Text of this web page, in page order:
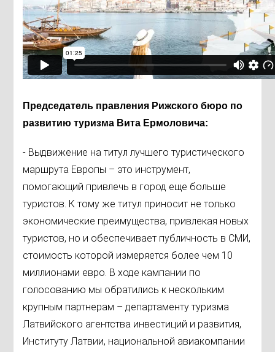
Председатель правления Рижского бюро по
развитию туризма Вита Ермоловича:
- Выдвижение на титул лучшего туристического
маршрута Европы – это инструмент,
помогающий привлечь в город еще больше
туристов. К тому же титул приносит не только
экономические преимущества, привлекая новых
туристов, но и обеспечивает публичность в СМИ,
стоимость которой измеряется более чем 10
миллионами евро. В ходе кампании по
голосованию мы обратились к нескольким
крупным партнерам – департаменту туризма
Латвийского агентства инвестиций и развития,
Институту Латвии, национальной авиакомпании